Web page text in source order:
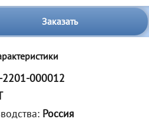
Заказать
2201-000012
Россия